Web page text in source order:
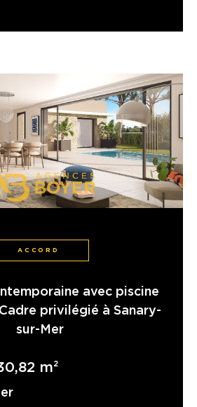
ACCORD
avec piscine
privilégié à Sanary-
sur-Mer
m²